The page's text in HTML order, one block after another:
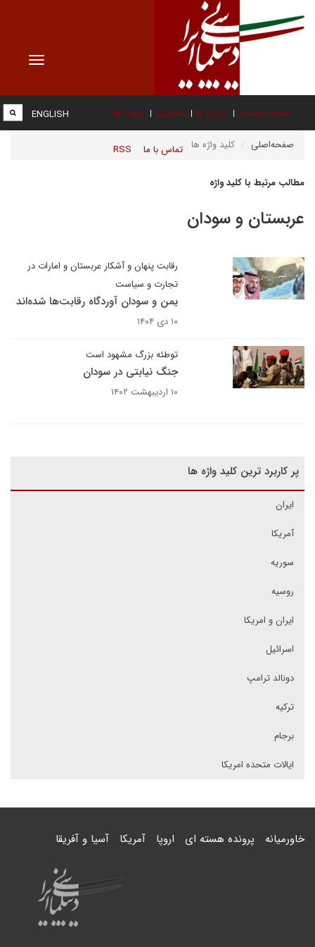
Toggle
صفحه نخست درباره ما عضویت پیوند ها
تماس با ما RSS
ENGLISH
صفحه‌اصلی کلید واژه ها
مطالب مرتبط با کلید واژه
عربستان و سودان
رقابت پنهان و آشکار عربستان و امارات در
تجارت و سیاست
یمن و سودان آوردگاه رقابت‌ها شده‌اند
۱۰ دی ۱۴۰۴
توطئه بزرگ مشهود است
جنگ نیابتی در سودان
۱۰ اردیبهشت ۱۴۰۲
پر کاربرد ترین کلید واژه ها
ایران
آمریکا
سوریه
روسیه
ایران و امریکا
اسرائیل
دونالد ترامپ
ترکیه
برجام
ایالات متحده امریکا
خاورمیانه پرونده هسته ای اروپا آمریکا آسیا و آفریقا